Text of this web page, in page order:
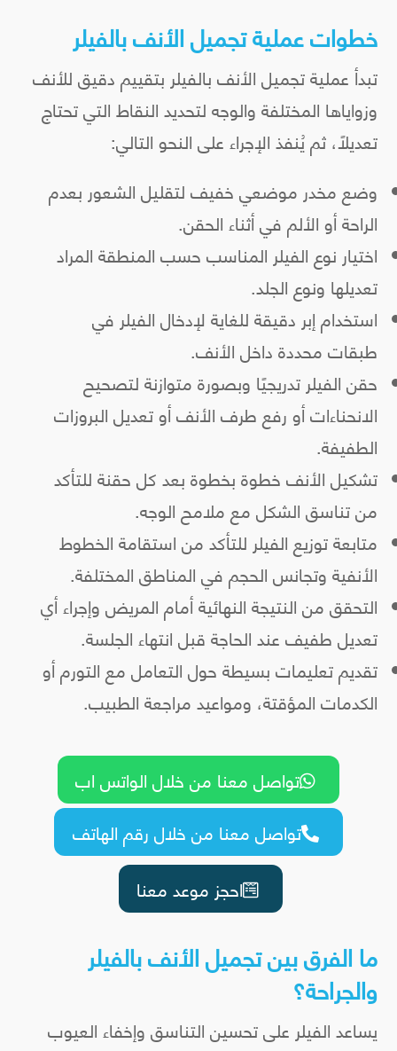
خطوات عملية تجميل الأنف بالفيلر
تبدأ عملية تجميل الأنف بالفيلر بتقييم دقيق للأنف
وزواياها المختلفة والوجه لتحديد النقاط التي تحتاج
تعديلًا، ثم يُنفذ الإجراء على النحو التالي:
وضع مخدر موضعي خفيف لتقليل الشعور بعدم
الراحة أو الألم في أثناء الحقن.
اختيار نوع الفيلر المناسب حسب المنطقة المراد
تعديلها ونوع الجلد.
استخدام إبر دقيقة للغاية لإدخال الفيلر في
طبقات محددة داخل الأنف.
حقن الفيلر تدريجيًا وبصورة متوازنة لتصحيح
الانحناءات أو رفع طرف الأنف أو تعديل البروزات
الطفيفة.
تشكيل الأنف خطوة بخطوة بعد كل حقنة للتأكد
من تناسق الشكل مع ملامح الوجه.
متابعة توزيع الفيلر للتأكد من استقامة الخطوط
الأنفية وتجانس الحجم في المناطق المختلفة.
التحقق من النتيجة النهائية أمام المريض وإجراء أي
تعديل طفيف عند الحاجة قبل انتهاء الجلسة.
تقديم تعليمات بسيطة حول التعامل مع التورم أو
الكدمات المؤقتة، ومواعيد مراجعة الطبيب.
تواصل معنا من خلال الواتس اب
تواصل معنا من خلال رقم الهاتف
احجز موعد معنا
ما الفرق بين تجميل الأنف بالفيلر
والجراحة؟
يساعد الفيلر على تحسين التناسق وإخفاء العيوب